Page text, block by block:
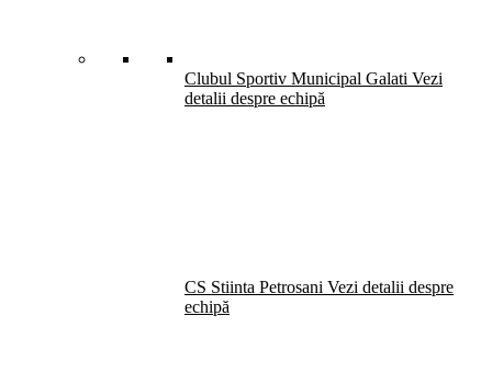
Clubul Sportiv Municipal Galati Vezi
detalii despre echipă
CS Stiinta Petrosani Vezi detalii despre
echipă